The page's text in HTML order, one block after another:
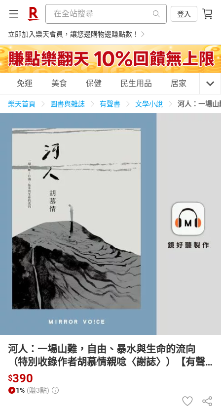
登入
立即加入樂天會員，讓您邊購物邊賺點數！
購物網分類
天天免運 美食蛋糕 養生保健
居家生活
情趣用品
日本購物 電子/紙本書
HOT
免運 美食 保健 民生用品 居家 3C
樂天首頁 圖書與雜誌 有聲書 文學小說 河人：一場
河人：一場山難，自由、暴水與生命的流向
（特別收錄作者胡慕情親唸〈謝誌〉）【有聲
書】
$390
1% (賺3點)